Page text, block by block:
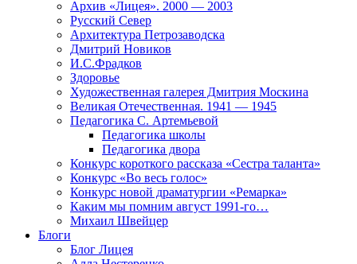
Архив «Лицея». 2000 — 2003
Русский Север
Архитектура Петрозаводска
Дмитрий Новиков
И.С.Фрадков
Здоровье
Художественная галерея Дмитрия Москина
Великая Отечественная. 1941 — 1945
Педагогика С. Артемьевой
Педагогика школы
Педагогика двора
Конкурс короткого рассказа «Сестра таланта»
Конкурс «Во весь голос»
Конкурс новой драматургии «Ремарка»
Каким мы помним август 1991-го…
Михаил Швейцер
Блоги
Блог Лицея